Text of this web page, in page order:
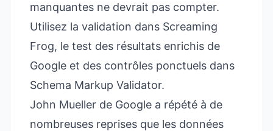
manquantes ne devrait pas compter.
Utilisez la validation dans Screaming
Frog, le test des résultats enrichis de
Google et des contrôles ponctuels dans
Schema Markup Validator.
John Mueller de Google a répété à de
nombreuses reprises que les données